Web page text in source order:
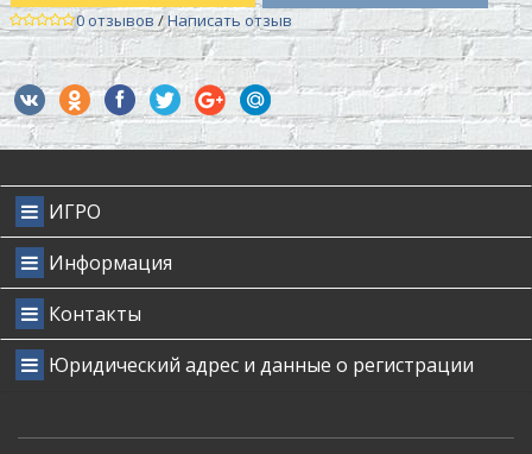
0 отзывов/Написать отзыв
ИГРО
Информация
Контакты
Юридический адрес и данные о регистрации